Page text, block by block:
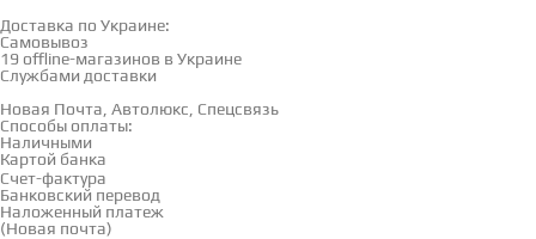
Доставка по Украине:
Самовывоз
19 offline-магазинов в Украине
Службами доставки
Новая Почта, Автолюкс, Спецсвязь
Способы оплаты:
Наличными
Картой банка
Счет-фактура
Банковский перевод
Наложенный платеж
(Новая почта)